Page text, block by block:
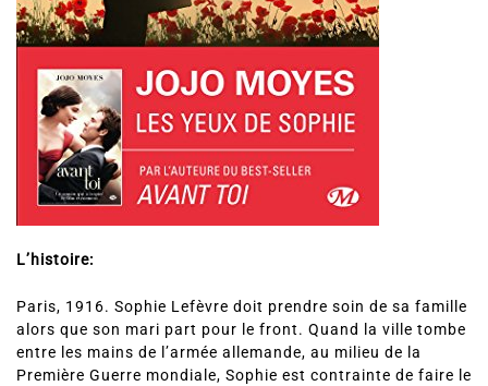
L’histoire:
Paris, 1916. Sophie Lefèvre doit prendre soin de sa famille
alors que son mari part pour le front. Quand la ville tombe
entre les mains de l’armée allemande, au milieu de la
Première Guerre mondiale, Sophie est contrainte de faire le